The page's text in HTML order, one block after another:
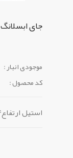
جای ابسلانگ
موجودی انبار :
کد محصول :
استیل ارتفاع14 سانتی مترقطر دهانه5 سانتی متر